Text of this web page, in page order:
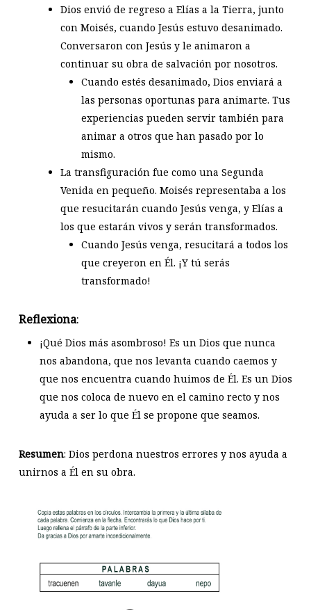
Dios envió de regreso a Elías a la Tierra, junto
con Moisés, cuando Jesús estuvo desanimado.
Conversaron con Jesús y le animaron a
continuar su obra de salvación por nosotros.
Cuando estés desanimado, Dios enviará a
las personas oportunas para animarte. Tus
experiencias pueden servir también para
animar a otros que han pasado por lo
mismo.
La transfiguración fue como una Segunda
Venida en pequeño. Moisés representaba a los
que resucitarán cuando Jesús venga, y Elías a
los que estarán vivos y serán transformados.
Cuando Jesús venga, resucitará a todos los
que creyeron en Él. ¡Y tú serás
transformado!
Reflexiona:
¡Qué Dios más asombroso! Es un Dios que nunca
nos abandona, que nos levanta cuando caemos y
que nos encuentra cuando huimos de Él. Es un Dios
que nos coloca de nuevo en el camino recto y nos
ayuda a ser lo que Él se propone que seamos.
Resumen: Dios perdona nuestros errores y nos ayuda a
unirnos a Él en su obra.